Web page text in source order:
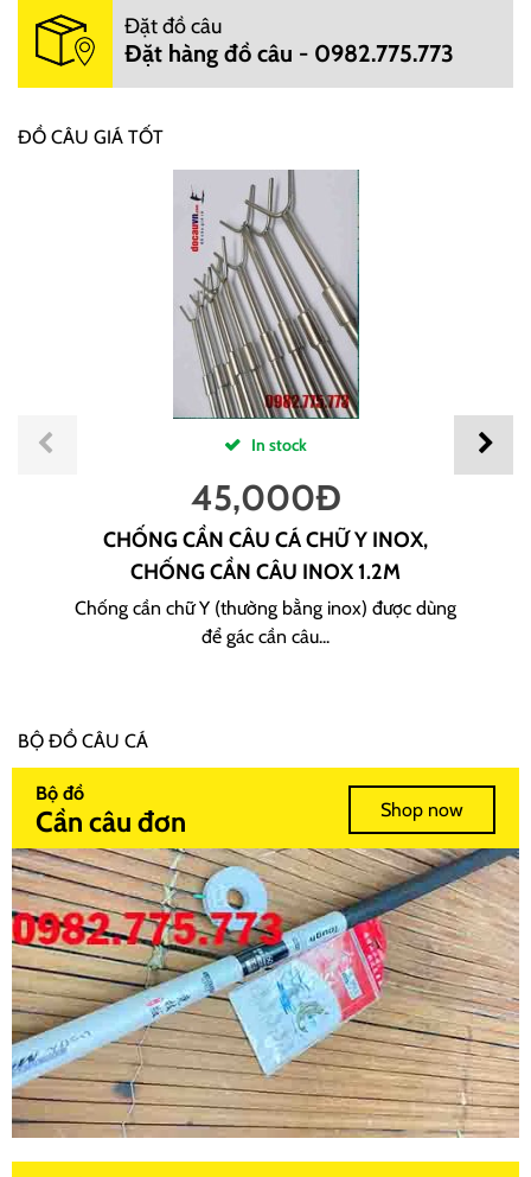
Đặt đồ câu
Đặt hàng đồ câu - 0982.775.773
ĐỒ CÂU GIÁ TỐT
In stock
45,000Đ
CHỐNG CẦN CÂU CÁ CHỮ Y INOX,
CHỐNG CẦN CÂU INOX 1.2M
Chống cần chữ Y (thường bằng inox) được dùng
để gác cần câu...
BỘ ĐỒ CÂU CÁ
Bộ đồ
Cần câu đơn Shop now